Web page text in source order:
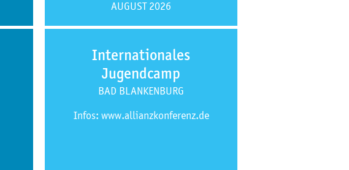
AUGUST 2026
Internationales
Jugendcamp
BAD BLANKENBURG
Infos: www.allianzkonferenz.de